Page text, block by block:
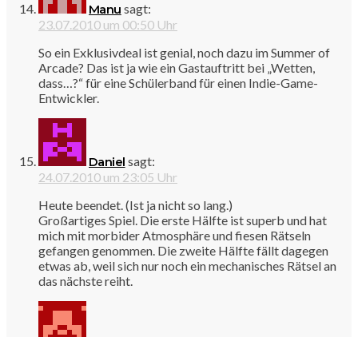
Manu sagt:
23.07.2010 um 00:50 Uhr
So ein Exklusivdeal ist genial, noch dazu im Summer of
Arcade? Das ist ja wie ein Gastauftritt bei „Wetten,
dass…?“ für eine Schülerband für einen Indie-Game-
Entwickler.
Daniel sagt:
24.07.2010 um 23:05 Uhr
Heute beendet. (Ist ja nicht so lang.)
Großartiges Spiel. Die erste Hälfte ist superb und hat
mich mit morbider Atmosphäre und fiesen Rätseln
gefangen genommen. Die zweite Hälfte fällt dagegen
etwas ab, weil sich nur noch ein mechanisches Rätsel an
das nächste reiht.